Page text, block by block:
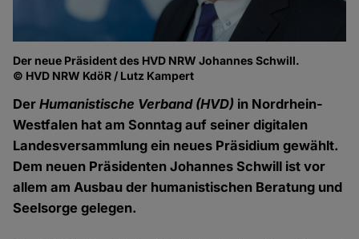
Der neue Präsident des HVD NRW Johannes Schwill.
© HVD NRW KdöR / Lutz Kampert
DerHumanistische Verband (HVD) in Nordrhein-
Westfalen hat am Sonntag auf seiner digitalen
Landesversammlung ein neues Präsidium gewählt.
Dem neuen Präsidenten Johannes Schwill ist vor
allem am Ausbau der humanistischen Beratung und
Seelsorge gelegen.